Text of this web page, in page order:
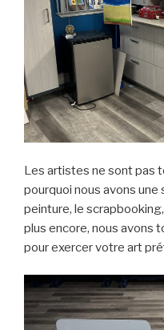
Les artistes ne sont pas
pourquoi nous avons une
peinture, le
plus encore, nous avons
pour exercer votre art